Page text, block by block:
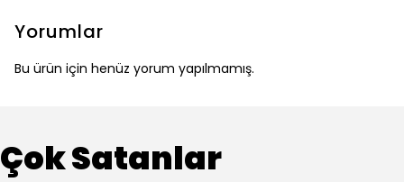
Yorumlar
Bu ürün için henüz yorum yapılmamış.
Çok Satanlar